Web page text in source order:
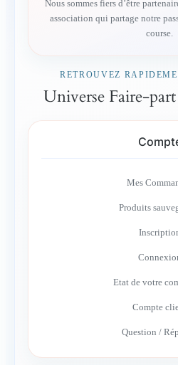
Nous sommes fiers d’être
association qui partage notre
course.
RETROUVEZ
Universe Faire-
Mes
Produits
Etat de votre
Compte
Question /